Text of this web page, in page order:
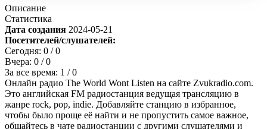
Описание
Статистика
Дата создания 2024-05-21
Посетителей/слушателей:
Сегодня: 0 / 0
Вчера: 0 / 0
За все время: 1 / 0
Онлайн радио The World Wont Listen на сайте Zvukradio.com.
Это английская FM радиостанция ведущая трансляцию в
жанре rock, pop, indie. Добавляйте станцию в избранное,
чтобы было проще её найти и не пропустить самое важное,
общайтесь в чате радиостанции с другими слушателями и